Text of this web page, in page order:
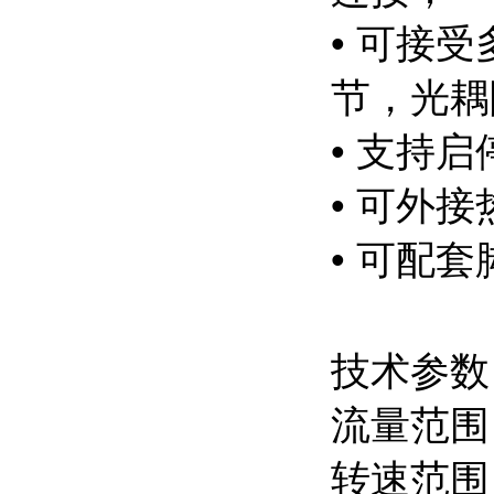
• 可接
节，光
• 支持
• 可外
• 可配
技术参数
流量范
转速范